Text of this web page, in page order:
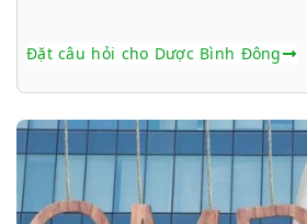
Đặt câu hỏi cho Dược Bình Đông